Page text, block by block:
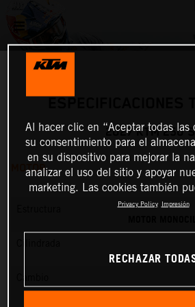
2027 KTM 250
MOTOR
Al hacer clic en “Aceptar todas las
su consentimiento para el
en su dispositivo para mejorar la
analizar el uso del sitio y apoyar
marketing. Las cookies también
Privacy Policy Impresión
RECHAZAR